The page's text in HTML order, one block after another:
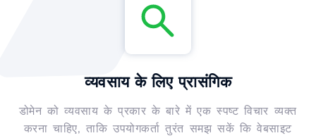
व्यवसाय के लिए प्रासंगिक
डोमेन को व्यवसाय के प्रकार के बारे में एक स्पष्ट विचार व्यक्त
करना चाहिए, ताकि उपयोगकर्ता तुरंत समझ सकें कि वेबसाइट